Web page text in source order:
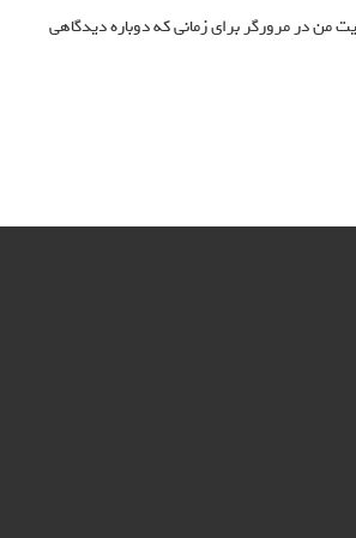
من در مرورگر برای زمانی که دوباره دیدگاهی